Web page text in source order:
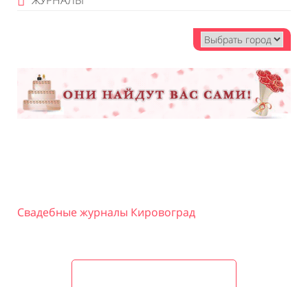
Свадебные журналы Кировоград